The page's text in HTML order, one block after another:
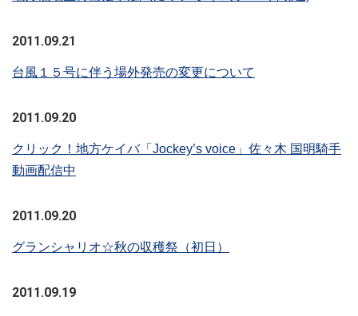
2011.09.21
台風１５号に伴う場外発売の変更について
2011.09.20
クリック！地方ケイバ「Jockey’s voice」佐々木 国明騎手
動画配信中
2011.09.20
グランシャリオ☆秋の収穫祭（初日）
2011.09.19